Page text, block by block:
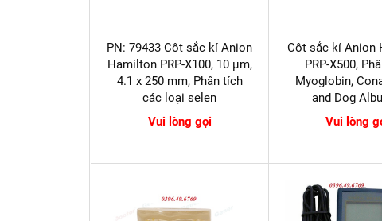
PN: 79433 Côt sắc kí Anion
Hamilton PRP-X100, 10 µm,
4.1 x 250 mm, Phân tích
các loại selen
Vui lòng gọi
Côt sắc kí Anion
PRP-X500,
Myoglobin,
and Dog
Vui lòng